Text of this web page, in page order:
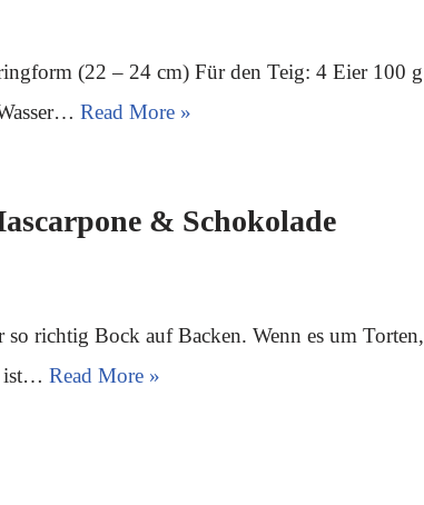
(22 – 24 cm) Für den Teig: 4 Eier 100 g
Read More »
& Schokolade
richtig Bock auf Backen. Wenn es um Torten,
ist… Read More »